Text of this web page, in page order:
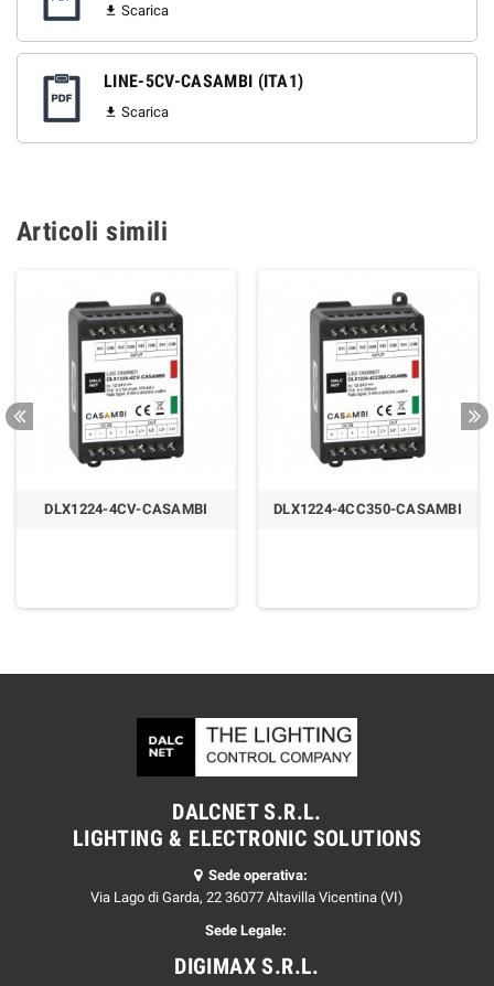
 Scarica
LINE-5CV-CASAMBI (ITA1)
 Scarica
Articoli simili
DLX1224-4CV-CASAMBI DLX1224-4CC350-CASAMBI
DALCNET S.R.L.
LIGHTING & ELECTRONIC SOLUTIONS
Sede operativa:
Via Lago di Garda, 22 36077 Altavilla Vicentina (VI)
Sede Legale:
DIGIMAX S.R.L.